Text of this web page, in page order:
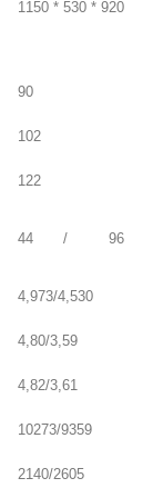
1150 * 530 * 920
90
102
122
44 / 96
4,973/4,530
4,80/3,59
4,82/3,61
10273/9359
2140/2605